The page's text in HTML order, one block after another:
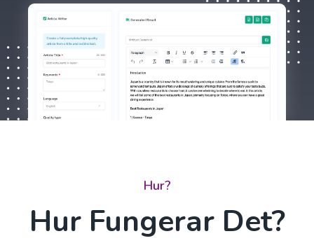
Hur?
Hur Fungerar Det?